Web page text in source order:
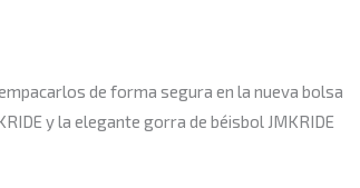
de forma segura en la nueva bolsa
y la elegante gorra de béisbol JMKRIDE